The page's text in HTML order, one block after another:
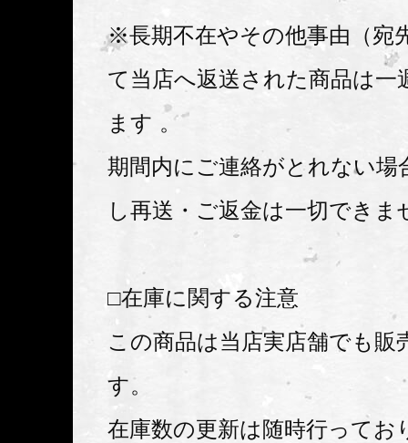
※長期不在やその他事由（宛
て当店へ返送された商品は一
ます 。
期間内にご連絡がとれない場
し再送・ご返金は一切できま
□在庫に関する注意
この商品は当店実店舗でも販
す。
在庫数の更新は随時行ってお